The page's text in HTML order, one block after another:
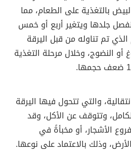
بالتغذية على الطعام، مما
جلدها ويتغير أربع أو خمس
تم تناوله من قبل اليرقة
أو النضوج، وخلال مرحلة التغذية
والتي تتحول فيها اليرقة
وتتوقف عن الأكل، وقد
الأشجار، أو مخبأةً في
وذلك بالاعتماد على نوعها.